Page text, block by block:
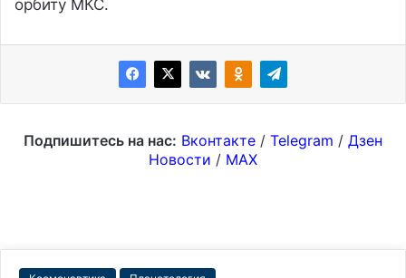
орбиту МКС.
Подпишитесь на нас: Вконтакте / Telegram / Дзен
Новости / MAX